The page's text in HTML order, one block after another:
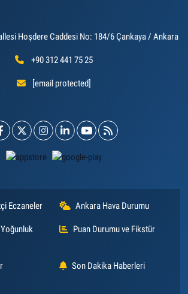
Hoşdere Caddesi No: 184/6 Çankaya / Ankara
+90 312 441 75 25
[email protected]
Eczaneler Ankara Hava Durumu
Puan Durumu ve Fikstür
Son Dakika Haberleri